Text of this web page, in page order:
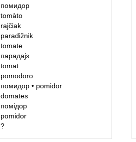
помидор
tomàto
rajčiak
paradižnik
tomate
парадајз
tomat
pomodoro
помидор •pomidor
domates
помідор
pomidor
?